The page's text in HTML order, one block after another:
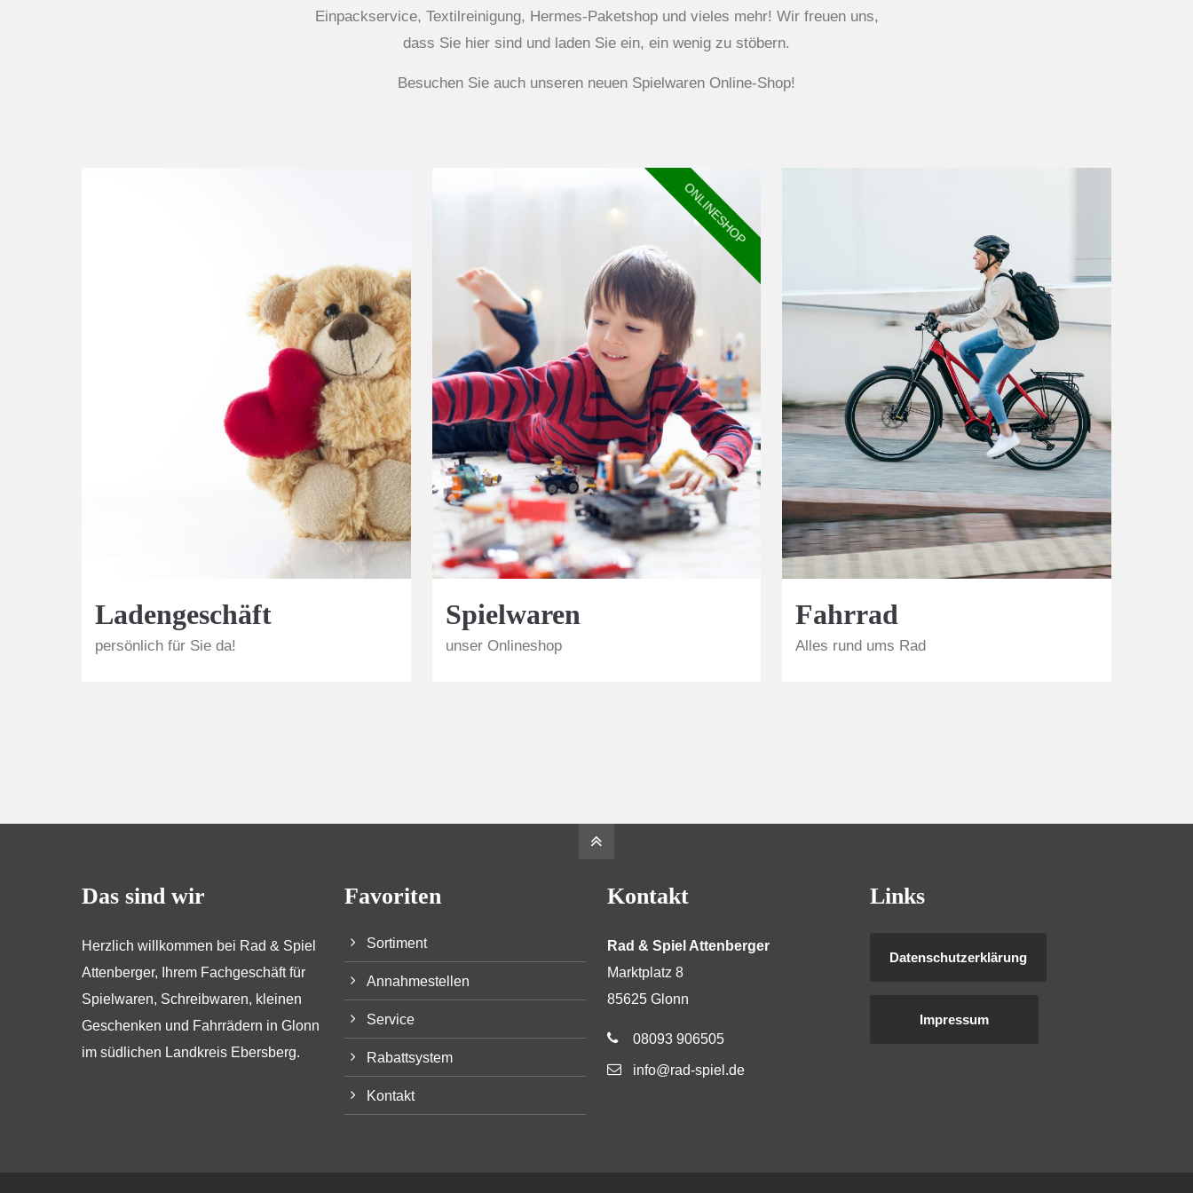
Einpackservice, Textilreinigung, Hermes-Paketshop und vieles mehr! Wir freuen uns,
dass Sie hier sind und laden Sie ein, ein wenig zu stöbern.
Besuchen Sie auch unseren neuen Spielwaren Online-Shop!
Ladengeschäft
persönlich für Sie da!
ONLINESHOP
Spielwaren
unser Onlineshop
Fahrrad
Alles rund ums Rad
Das sind wir
Herzlich willkommen bei Rad & Spiel
Attenberger, Ihrem Fachgeschäft für
Spielwaren, Schreibwaren, kleinen
Geschenken und Fahrrädern in Glonn
im südlichen Landkreis Ebersberg.
Favoriten
Sortiment
Annahmestellen
Service
Rabattsystem
Kontakt
Kontakt
Rad & Spiel Attenberger
Marktplatz 8
85625 Glonn
08093 906505
info@rad-spiel.de
Links
Datenschutzerklärung
Impressum